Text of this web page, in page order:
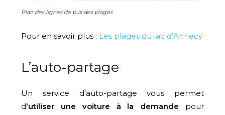
Plan des lignes de bus des plages
Pour en savoir plus : Les plages du lac d’Annecy
L’auto-partage
Un service d’auto-partage vous permet
d‘utiliser une voiture à la demande pour